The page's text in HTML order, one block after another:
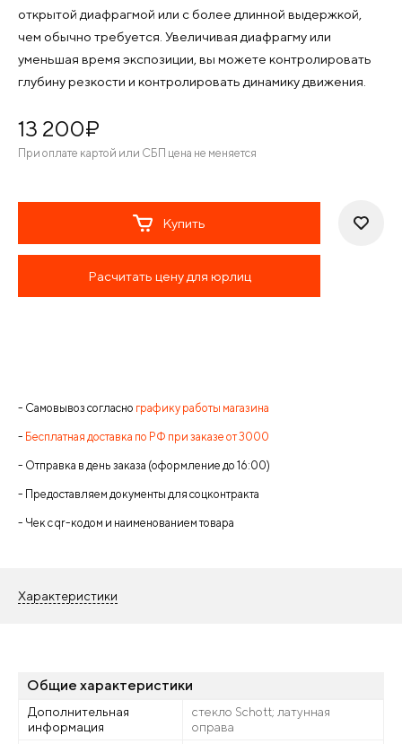
открытой диафрагмой или с более длинной выдержкой,
чем обычно требуется. Увеличивая диафрагму или
уменьшая время экспозиции, вы можете контролировать
глубину резкости и контролировать динамику движения.
13 200¤
При оплате картой или СБП цена не меняется
Купить
Расчитать цену для юрлиц
- Самовывоз согласно графику работы магазина
- Бесплатная доставка по РФ при заказе от 3000
- Отправка в день заказа (оформление до 16:00)
- Предоставляем документы для соцконтракта
- Чек с qr-кодом и наименованием товара
Характеристики
Общие характеристики
Дополнительная
информация
стекло Schott; латунная
оправа